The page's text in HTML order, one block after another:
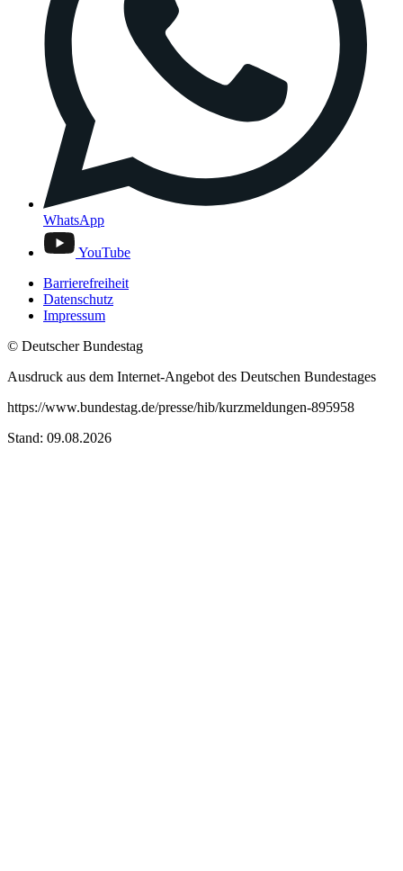
WhatsApp
YouTube
Barrierefreiheit
Datenschutz
Impressum
© Deutscher Bundestag
Ausdruck aus dem Internet-Angebot des Deutschen Bundestages
https://www.bundestag.de/presse/hib/kurzmeldungen-895958
Stand: 09.08.2026